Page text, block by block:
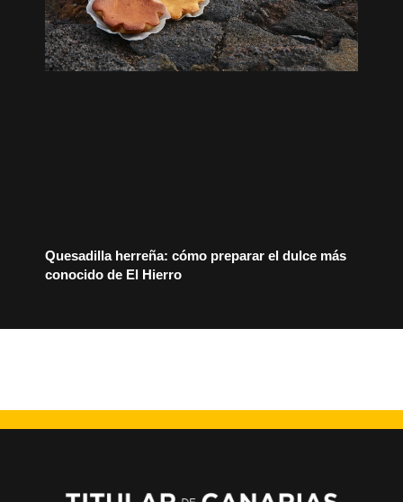
Quesadilla herreña: cómo preparar el dulce más
conocido de El Hierro